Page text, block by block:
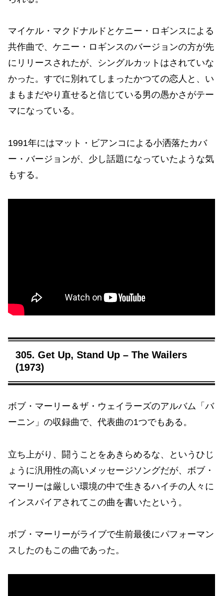
マイケル・マクドナルドとケニー・ロギンスによる
共作曲で、ケニー・ロギンスのバージョンの方が先
にリリースされたが、シングルカットはされていな
かった。すでに別れてしまったかつての恋人と、い
まもまだやり直せると信じている男の愚かさがテー
マになっている。
1991年にはマット・ビアンコによる小洒落たカバ
ー・バージョンが、少し話題になっていたような気
もする。
305. Get Up, Stand Up – The Wailers
(1973)
ボブ・マーリー＆ザ・ウェイラーズのアルバム「バ
ーニン」の収録曲で、代表曲の1つでもある。
立ち上がり、闘うことをあきらめるな、というひじ
ょうに汎用性の高いメッセージソングだが、ボブ・
マーリーは厳しい環境の中で生きるハイチの人々に
インスパイアされてこの曲を書いたという。
ボブ・マーリーがライブで生前最後にパフォーマン
スしたのもこの曲であった。